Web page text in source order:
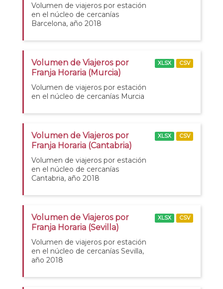
Volumen de viajeros por estación
en el núcleo de cercanías
Barcelona, año 2018
Volumen de Viajeros por
Franja Horaria (Murcia)
Volumen de viajeros por estación
en el núcleo de cercanías Murcia
XLSX CSV
Volumen de Viajeros por
Franja Horaria (Cantabria)
Volumen de viajeros por estación
en el núcleo de cercanías
Cantabria, año 2018
XLSX CSV
Volumen de Viajeros por
Franja Horaria (Sevilla)
Volumen de viajeros por estación
en el núcleo de cercanías Sevilla,
año 2018
XLSX CSV